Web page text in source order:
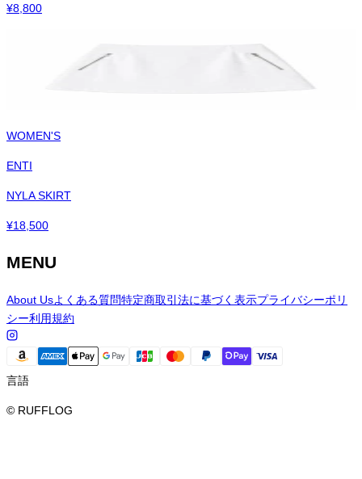
¥8,800
WOMEN'S
ENTI
NYLA SKIRT
¥18,500
MENU
About Usよくある質問特定商取引法に基づく表示プライバシーポリ
シー利用規約
言語
© RUFFLOG